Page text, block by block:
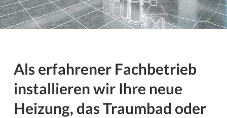
Als erfahrener Fachbetrieb
installieren wir Ihre neue
Heizung, das Traumbad oder